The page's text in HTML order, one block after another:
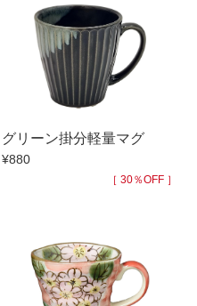
グリーン掛分軽量マグ
¥880
［ 30％OFF ］